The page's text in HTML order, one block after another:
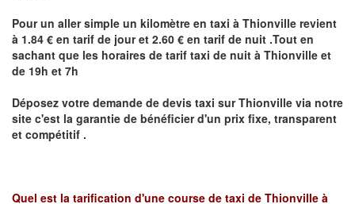
Pour un aller simple un kilomètre en taxi à Thionville revient
à 1.84 € en tarif de jour et 2.60 € en tarif de nuit .Tout en
sachant que les horaires de tarif taxi de nuit à Thionville et
de 19h et 7h
Déposez votre demande de devis taxi surThionville via notre
site c'est la garantie de bénéficier d'un prix fixe, transparent
et compétitif .
Quel est la tarification d'une course de taxi de Thionville à